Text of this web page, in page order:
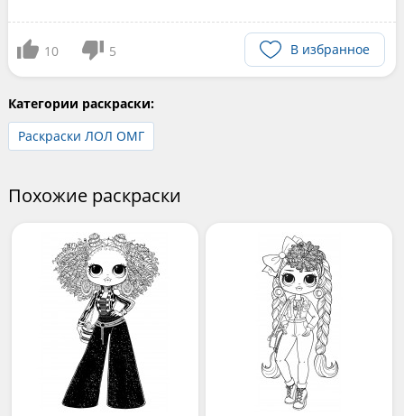
10 5 В избранное
Категории раскраски:
Раскраски ЛОЛ ОМГ
Похожие раскраски